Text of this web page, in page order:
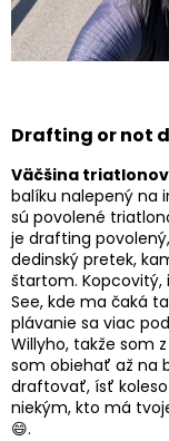
Drafting or not
Väčšina
balíku nalepený na
sú povolené
je drafting
dedinský pretek,
štartom. Kopcovitý,
See, kde ma čaká
plávanie sa viac
Willyho, takže som
som obiehať až na
draftovať, ísť
niekým, kto má
😄.